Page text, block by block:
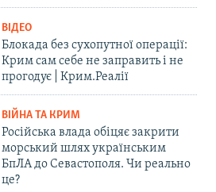
ВІДЕО
Блокада без сухопутної операції:
Крим сам себе не заправить і не
прогодує | Крим.Реалії
ВІЙНА ТА КРИМ
Російська влада обіцяє закрити
морський шлях українським
БпЛА до Севастополя. Чи реально
це?